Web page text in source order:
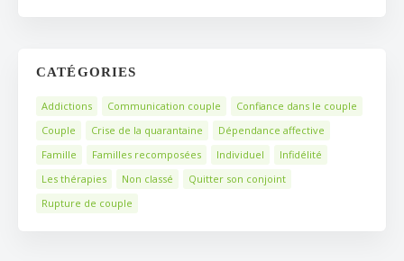
CATÉGORIES
Addictions Communication couple
Confiance dans le couple
Couple
Crise de la quarantaine
Dépendance affective
Famille
Familles recomposées Individuel
Infidélité
Les thérapies
Non classé
Quitter son conjoint
Rupture de couple